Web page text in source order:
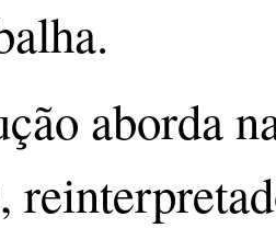
aborda